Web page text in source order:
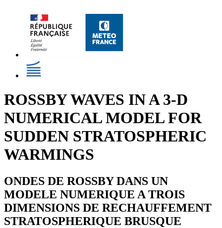
ROSSBY WAVES IN A 3-D
NUMERICAL MODEL FOR
SUDDEN STRATOSPHERIC
WARMINGS
ONDES DE ROSSBY DANS UN
MODELE NUMERIQUE A TROIS
DIMENSIONS DE RECHAUFFEMENT
STRATOSPHERIQUE BRUSQUE